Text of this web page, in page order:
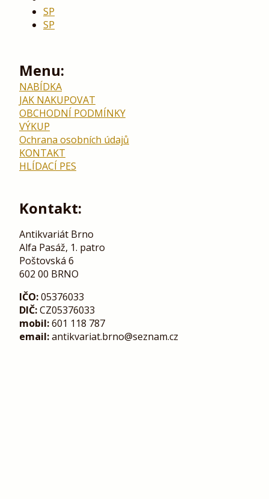
SP
SP
Menu:
NABÍDKA
JAK NAKUPOVAT
OBCHODNÍ PODMÍNKY
VÝKUP
Ochrana osobních údajů
KONTAKT
HLÍDACÍ PES
Kontakt:
Antikvariát Brno
Alfa Pasáž, 1. patro
Poštovská 6
602 00 BRNO
IČO:05376033
DIČ:CZ05376033
mobil:601 118 787
email:antikvariat.brno@seznam.cz